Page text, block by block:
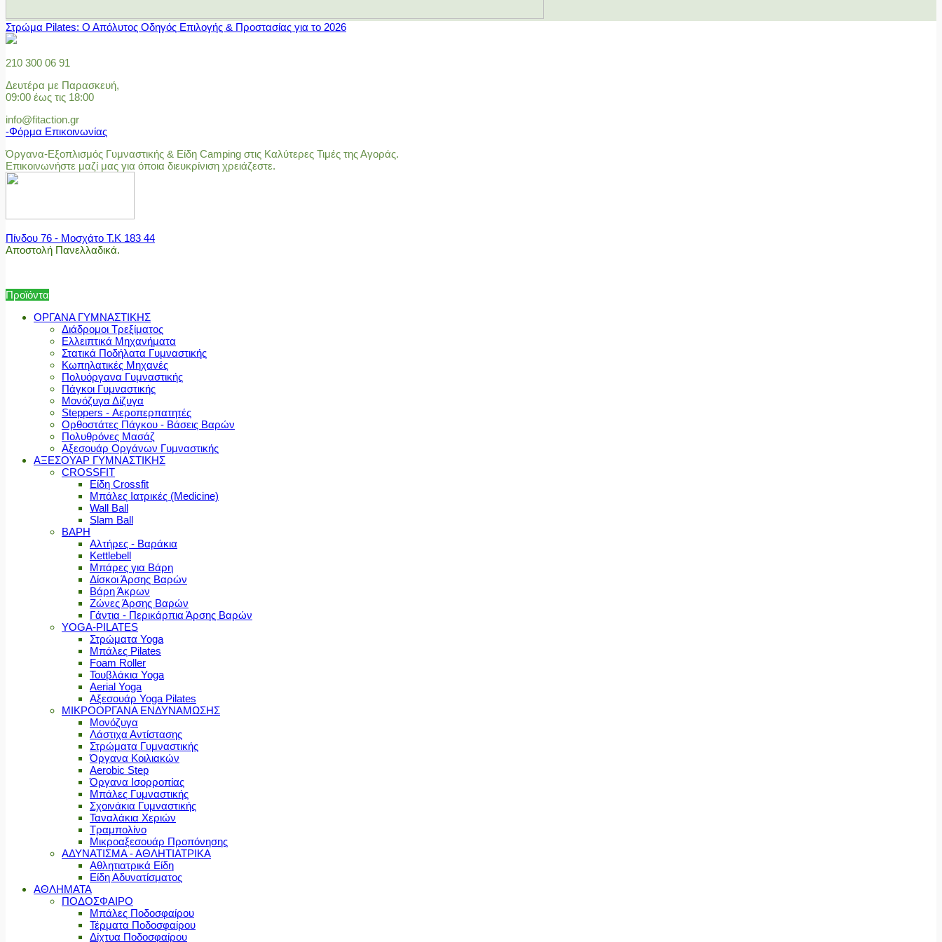
Στρώμα Pilates: Ο Απόλυτος Οδηγός Επιλογής & Προστασίας για το 2026
210 300 06 91
Δευτέρα με Παρασκευή,
09:00 έως τις 18:00
info@fitaction.gr
-Φόρμα Επικοινωνίας
Όργανα-Εξοπλισμός Γυμναστικής & Είδη Camping στις Καλύτερες Τιμές της Αγοράς.
Επικοινωνήστε μαζί μας για όποια διευκρίνιση χρειάζεστε.
Πίνδου 76 - Μοσχάτο Τ.Κ 183 44
Αποστολή Πανελλαδικά.
Προϊόντα
ΟΡΓΑΝΑ ΓΥΜΝΑΣΤΙΚΗΣ
Διάδρομοι Τρεξίματος
Ελλειπτικά Μηχανήματα
Στατικά Ποδήλατα Γυμναστικής
Κωπηλατικές Μηχανές
Πολυόργανα Γυμναστικής
Πάγκοι Γυμναστικής
Μονόζυγα Δίζυγα
Steppers - Αεροπερπατητές
Ορθοστάτες Πάγκου - Βάσεις Βαρών
Πολυθρόνες Μασάζ
Αξεσουάρ Οργάνων Γυμναστικής
ΑΞΕΣΟΥΑΡ ΓΥΜΝΑΣΤΙΚΗΣ
CROSSFIT
Είδη Crossfit
Μπάλες Ιατρικές (Medicine)
Wall Ball
Slam Ball
ΒΑΡΗ
Αλτήρες - Βαράκια
Kettlebell
Μπάρες για Βάρη
Δίσκοι Άρσης Βαρών
Βάρη Άκρων
Ζώνες Άρσης Βαρών
Γάντια - Περικάρπια Άρσης Βαρών
YOGA-PILATES
Στρώματα Yoga
Μπάλες Pilates
Foam Roller
Τουβλάκια Yoga
Aerial Yoga
Αξεσουάρ Yoga Pilates
ΜΙΚΡΟΟΡΓΑΝΑ ΕΝΔΥΝΑΜΩΣΗΣ
Μονόζυγα
Λάστιχα Αντίστασης
Στρώματα Γυμναστικής
Όργανα Κοιλιακών
Aerobic Step
Όργανα Ισορροπίας
Μπάλες Γυμναστικής
Σχοινάκια Γυμναστικής
Ταναλάκια Χεριών
Τραμπολίνο
Μικροαξεσουάρ Προπόνησης
ΑΔΥΝΑΤΙΣΜΑ - ΑΘΛΗΤΙΑΤΡΙΚΑ
Αθλητιατρικά Είδη
Είδη Αδυνατίσματος
ΑΘΛΗΜΑΤΑ
ΠΟΔΟΣΦΑΙΡΟ
Μπάλες Ποδοσφαίρου
Τέρματα Ποδοσφαίρου
Δίχτυα Ποδοσφαίρου